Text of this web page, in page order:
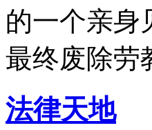
的一个亲身
最终废除劳
法律天地